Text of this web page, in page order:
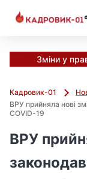
Зміни у
Кадровик-01
ВРУ прийняла нові
COVID-19
ВРУ